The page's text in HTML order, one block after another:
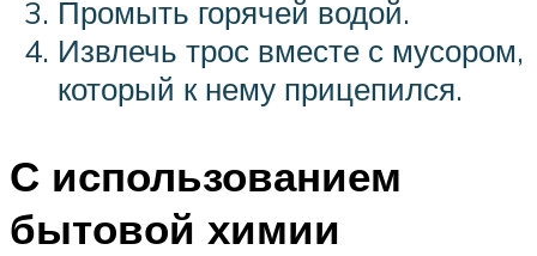
Промыть горячей водой.
Извлечь трос вместе с мусором,
который к нему прицепился.
С использованием
бытовой химии